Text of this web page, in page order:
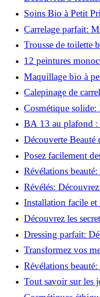
vera pour votre peau!
Soins Bio à Petit
Chouchouter Pour
Carrelage parfait:
facilement!
Trousse de toilette
pour moins de 25€!
12 peintures
Découvrez les
Maquillage bio à
s'équiper pour
Calepinage de
astuces
Cosmétique
beauté pour zéro
BA 13 au plafond :
coller ?
Découverte Beauté
Glamour !
Posez facilement
Transformez votre
Révélations
insoupçonnées de
Révélés:
l'huile de ricin!
Installation facile et
luminaire au
Découvrez les
Pourquoi vous
Dressing parfait:
rangement optimal!
Transformez vos
installer des
Révélations
transforme votre
Tout savoir sur les
questions clés pour